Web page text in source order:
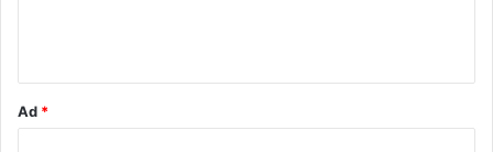
Ad *